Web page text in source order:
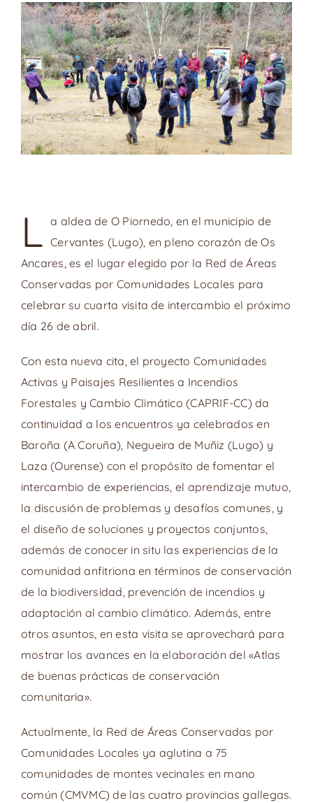
L a aldea de O Piornedo, en el municipio de
Cervantes (Lugo), en pleno corazón de Os
Ancares, es el lugar elegido por la Red de Áreas
Conservadas por Comunidades Locales para
celebrar su cuarta visita de intercambio el próximo
día 26 de abril.
Con esta nueva cita, el proyecto Comunidades
Activas y Paisajes Resilientes a Incendios
Forestales y Cambio Climático (CAPRIF-CC) da
continuidad a los encuentros ya celebrados en
Baroña (A Coruña), Negueira de Muñiz (Lugo) y
Laza (Ourense) con el propósito de fomentar el
intercambio de experiencias, el aprendizaje mutuo,
la discusión de problemas y desafíos comunes, y
el diseño de soluciones y proyectos conjuntos,
además de conocer in situ las experiencias de la
comunidad anfitriona en términos de conservación
de la biodiversidad, prevención de incendios y
adaptación al cambio climático. Además, entre
otros asuntos, en esta visita se aprovechará para
mostrar los avances en la elaboración del «Atlas
de buenas prácticas de conservación
comunitaria».
Actualmente, la Red de Áreas Conservadas por
Comunidades Locales ya aglutina a 75
comunidades de montes vecinales en mano
común (CMVMC) de las cuatro provincias gallegas.